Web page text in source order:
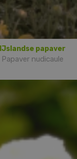
IJslandse papaver
Papaver nudicaule